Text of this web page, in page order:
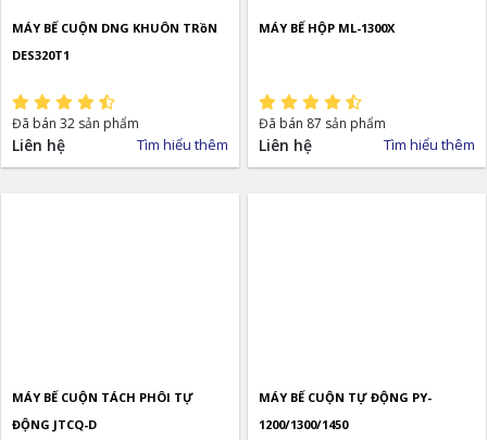
MÁY BẾ CUỘN DNG KHUÔN TRồN
DES320T1
Đã bán 32 sản phẩm
Liên hệ Tìm hiểu thêm
MÁY BẾ HỘP ML-1300X
Đã bán 87 sản phẩm
Liên hệ Tìm hiểu thêm
MÁY BẾ CUỘN TÁCH PHÔI TỰ
ĐỘNG JTCQ-D
MÁY BẾ CUỘN TỰ ĐỘNG PY-
1200/1300/1450